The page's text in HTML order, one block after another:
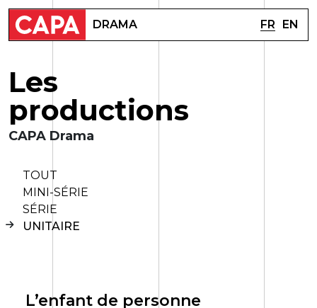
DRAMA FR EN
Les
productions
CAPA Drama
TOUT
MINI-SÉRIE
SÉRIE
UNITAIRE
L’enfant de personne